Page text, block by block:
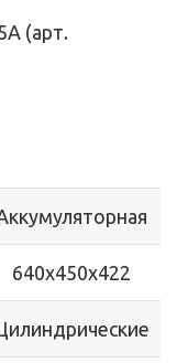
(арт.
640x450x422